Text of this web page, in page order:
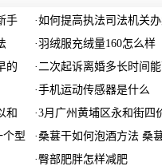
手 ·如何提高执法司法机关
·羽绒服充绒量160怎么样
的 ·二次起诉离婚多长时间
·手机运动传感器是什么
和 ·3月广州黄埔区永和街四
个型 ·桑葚干如何泡酒方法 桑
·臀部肥胖怎样减肥